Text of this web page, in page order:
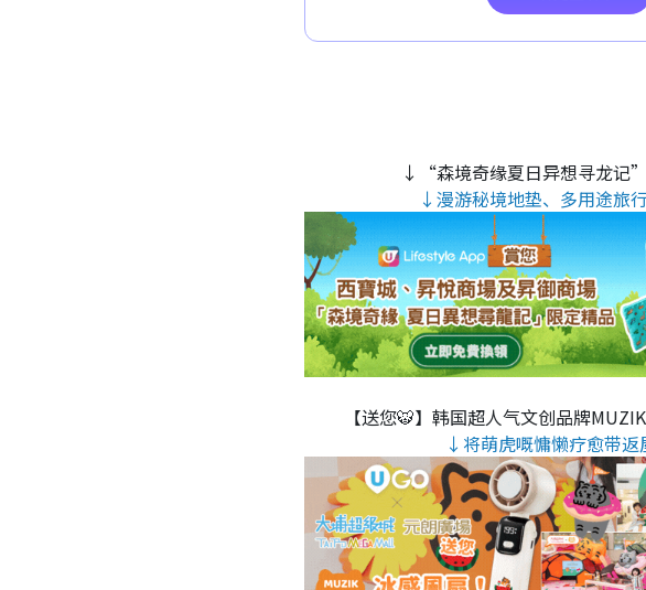
↓“森境奇缘夏日异想寻龙记
↓漫游秘境地垫、多用途旅
【送您🐯】韩国超人气文创品牌
↓将萌虎嘅慵懒疗愈带返